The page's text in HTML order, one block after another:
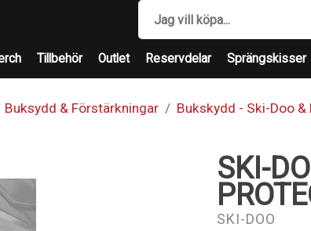
Tillbehör Outlet Reservdelar Sprängskisser
Buksydd & Förstärkningar Bukskydd - Ski-Doo &
SKI-
SKI-DOO